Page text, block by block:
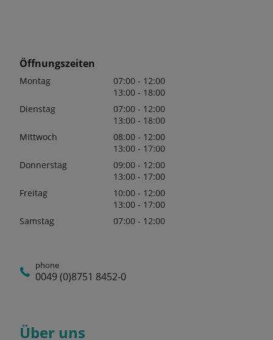
Öffnungszeiten
Montag
07:00 - 12:00
13:00 - 18:00
Dienstag
07:00 - 12:00
13:00 - 18:00
MIttwoch
08:00 - 12:00
13:00 - 17:00
Donnerstag
09:00 - 12:00
13:00 - 17:00
Freitag
10:00 - 12:00
13:00 - 17:00
Samstag
07:00 - 12:00
phone
0049 (0)8751 8452-0
Über uns